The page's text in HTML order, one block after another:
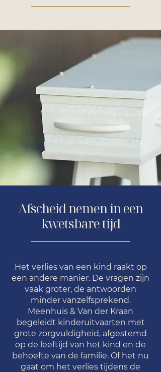
Afscheid nemen in een
kwetsbare tijd
Het verlies van een kind raakt op
een andere manier. De vragen zijn
vaak groter, de antwoorden
minder vanzelfsprekend.
Meenhuis & Van der Kraan
begeleidt kinderuitvaarten met
grote zorgvuldigheid, afgestemd
op de leeftijd van het kind en de
behoefte van de familie. Of het nu
gaat om het verlies tijdens de